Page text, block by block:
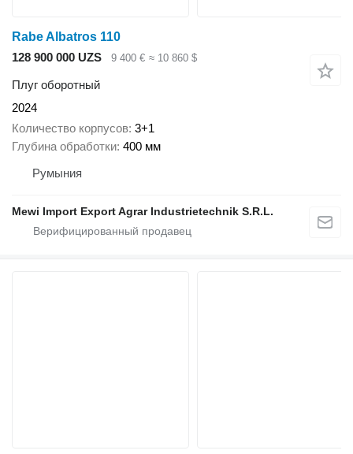
Rabe Albatros 110
128 900 000 UZS
9 400 € ≈ 10 860 $
Плуг оборотный
2024
Количество корпусов 3+1
Глубина обработки 400 мм
Румыния
Mewi Import Export Agrar Industrietechnik S.R.L.